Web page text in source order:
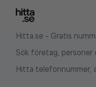
Hitta.se - Gratis
Sök företag, personer
Hitta telefonnummer,